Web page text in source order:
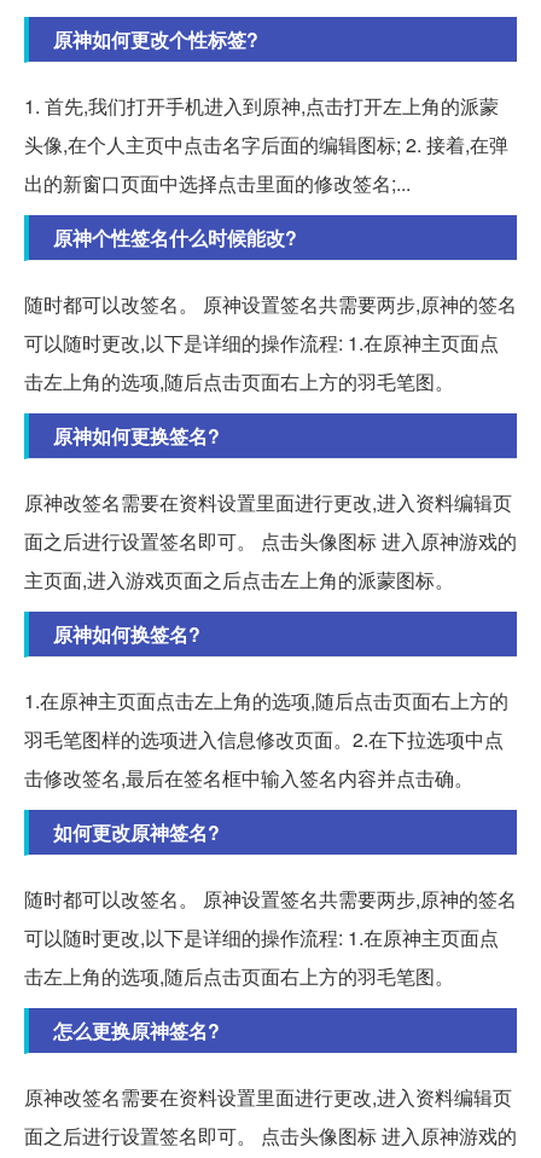
原神如何更改个性标签?
1. 首先,我们打开手机进入到原神,点击打开左上角的派蒙
头像,在个人主页中点击名字后面的编辑图标; 2. 接着,在弹
出的新窗口页面中选择点击里面的修改签名;...
原神个性签名什么时候能改?
随时都可以改签名。 原神设置签名共需要两步,原神的签名
可以随时更改,以下是详细的操作流程: 1.在原神主页面点
击左上角的选项,随后点击页面右上方的羽毛笔图。
原神如何更换签名?
原神改签名需要在资料设置里面进行更改,进入资料编辑页
面之后进行设置签名即可。 点击头像图标 进入原神游戏的
主页面,进入游戏页面之后点击左上角的派蒙图标。
原神如何换签名?
1.在原神主页面点击左上角的选项,随后点击页面右上方的
羽毛笔图样的选项进入信息修改页面。2.在下拉选项中点
击修改签名,最后在签名框中输入签名内容并点击确。
如何更改原神签名?
随时都可以改签名。 原神设置签名共需要两步,原神的签名
可以随时更改,以下是详细的操作流程: 1.在原神主页面点
击左上角的选项,随后点击页面右上方的羽毛笔图。
怎么更换原神签名?
原神改签名需要在资料设置里面进行更改,进入资料编辑页
面之后进行设置签名即可。 点击头像图标 进入原神游戏的